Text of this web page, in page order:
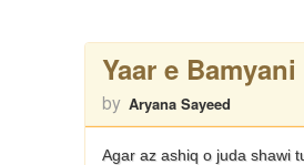
Yaar e Bamyani
by Aryana Sayeed
Agar az ashiq o juda shawi